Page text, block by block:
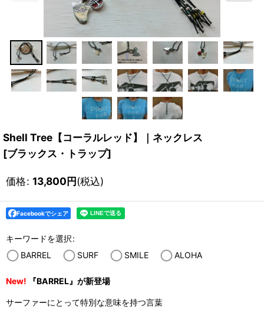
Shell Tree【コーラルレッド】｜ネックレス
[ブラックス・トラップ]
価格: 13,800円(税込)
Facebookでシェア
キーワードを選択:
BARREL
SURF SMILE ALOHA
New! 『BARREL』が新登場
サーファーにとって特別な意味を持つ言葉